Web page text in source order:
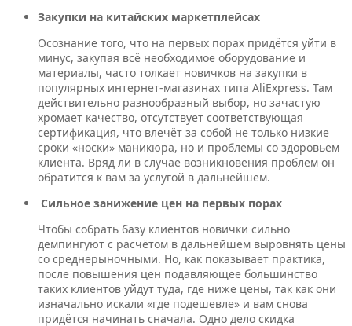
Закупки на китайских маркетплейсах
Осознание того, что на первых порах придётся уйти в
минус, закупая всё необходимое оборудование и
материалы, часто толкает новичков на закупки в
популярных интернет-магазинах типа AliExpress. Там
действительно разнообразный выбор, но зачастую
хромает качество, отсутствует соответствующая
сертификация, что влечёт за собой не только низкие
сроки «носки» маникюра, но и проблемы со здоровьем
клиента. Вряд ли в случае возникновения проблем он
обратится к вам за услугой в дальнейшем.
Сильное занижение цен на первых порах
Чтобы собрать базу клиентов новички сильно
демпингуют с расчётом в дальнейшем выровнять цены
со среднерыночными. Но, как показывает практика,
после повышения цен подавляющее большинство
таких клиентов уйдут туда, где ниже цены, так как они
изначально искали «где подешевле» и вам снова
придётся начинать сначала. Одно дело скидка